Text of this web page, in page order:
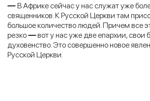
—В Африке сейчас у нас служат уже
священников. К Русской Церкви там
большое количество людей. Причем все
резко—вот у нас уже две епархии, свои
духовенство. Это совершенно новое
Русской Церкви.